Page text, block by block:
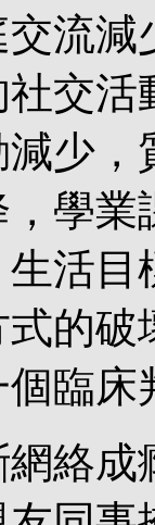
流減
社交活
少，
學業
生活
的破
個臨床
成癮